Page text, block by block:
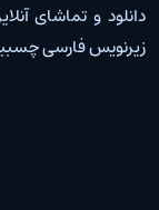
دانلود و تماشای
زیرنویس فارسی